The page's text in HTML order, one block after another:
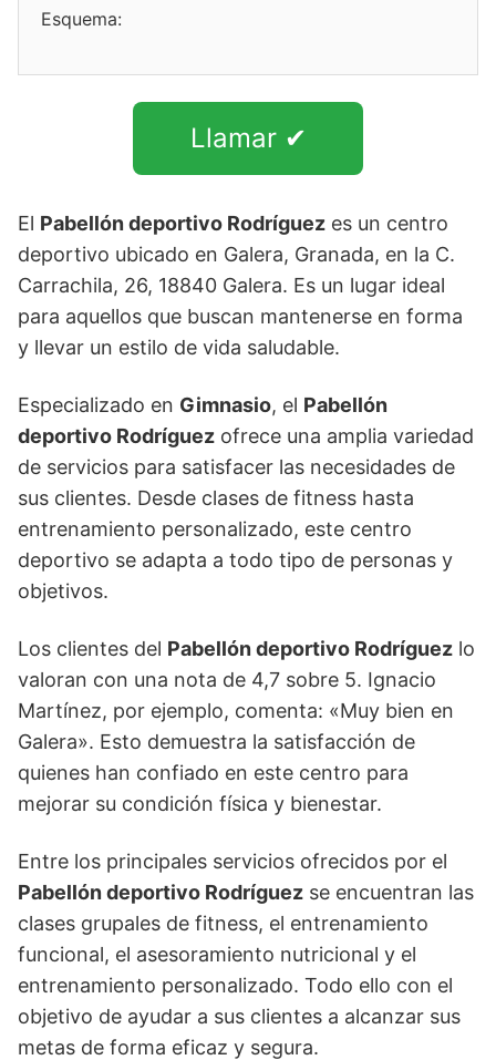
Esquema:
Llamar ✔
El Pabellón deportivo Rodríguez es un centro
deportivo ubicado en Galera, Granada, en la C.
Carrachila, 26, 18840 Galera. Es un lugar ideal
para aquellos que buscan mantenerse en forma
y llevar un estilo de vida saludable.
Especializado en Gimnasio, el Pabellón
deportivo Rodríguez ofrece una amplia variedad
de servicios para satisfacer las necesidades de
sus clientes. Desde clases de fitness hasta
entrenamiento personalizado, este centro
deportivo se adapta a todo tipo de personas y
objetivos.
Los clientes del Pabellón deportivo Rodríguez lo
valoran con una nota de 4,7 sobre 5. Ignacio
Martínez, por ejemplo, comenta: «Muy bien en
Galera». Esto demuestra la satisfacción de
quienes han confiado en este centro para
mejorar su condición física y bienestar.
Entre los principales servicios ofrecidos por el
Pabellón deportivo Rodríguez se encuentran las
clases grupales de fitness, el entrenamiento
funcional, el asesoramiento nutricional y el
entrenamiento personalizado. Todo ello con el
objetivo de ayudar a sus clientes a alcanzar sus
metas de forma eficaz y segura.